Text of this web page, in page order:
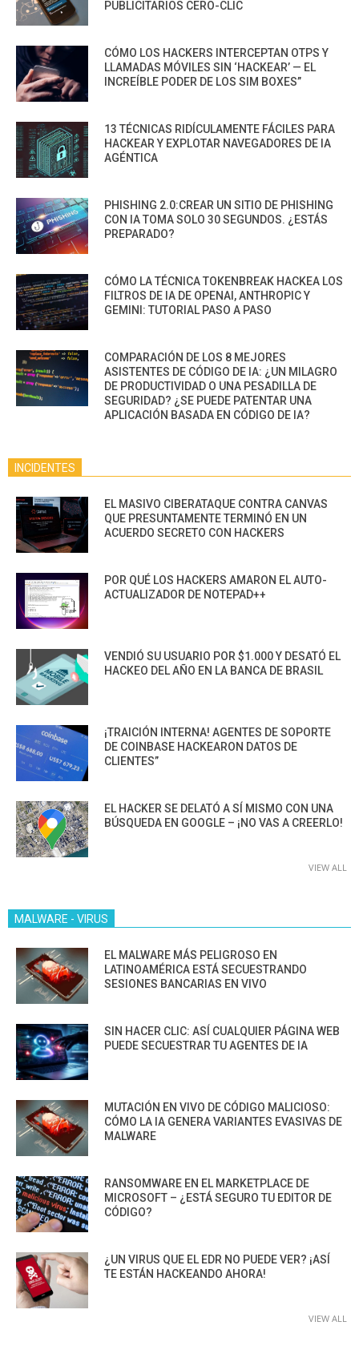
PUBLICITARIOS CERO-CLIC
CÓMO LOS HACKERS INTERCEPTAN OTPS Y
LLAMADAS MÓVILES SIN ‘HACKEAR’ — EL
INCREÍBLE PODER DE LOS SIM BOXES”
13 TÉCNICAS RIDÍCULAMENTE FÁCILES PARA
HACKEAR Y EXPLOTAR NAVEGADORES DE IA
AGÉNTICA
PHISHING 2.0:CREAR UN SITIO DE PHISHING
CON IA TOMA SOLO 30 SEGUNDOS. ¿ESTÁS
PREPARADO?
CÓMO LA TÉCNICA TOKENBREAK HACKEA LOS
FILTROS DE IA DE OPENAI, ANTHROPIC Y
GEMINI: TUTORIAL PASO A PASO
COMPARACIÓN DE LOS 8 MEJORES
ASISTENTES DE CÓDIGO DE IA: ¿UN MILAGRO
DE PRODUCTIVIDAD O UNA PESADILLA DE
SEGURIDAD? ¿SE PUEDE PATENTAR UNA
APLICACIÓN BASADA EN CÓDIGO DE IA?
INCIDENTES
EL MASIVO CIBERATAQUE CONTRA CANVAS
QUE PRESUNTAMENTE TERMINÓ EN UN
ACUERDO SECRETO CON HACKERS
POR QUÉ LOS HACKERS AMARON EL AUTO-
ACTUALIZADOR DE NOTEPAD++
VENDIÓ SU USUARIO POR $1.000 Y DESATÓ EL
HACKEO DEL AÑO EN LA BANCA DE BRASIL
¡TRAICIÓN INTERNA! AGENTES DE SOPORTE
DE COINBASE HACKEARON DATOS DE
CLIENTES”
EL HACKER SE DELATÓ A SÍ MISMO CON UNA
BÚSQUEDA EN GOOGLE – ¡NO VAS A CREERLO!
VIEW ALL
MALWARE - VIRUS
EL MALWARE MÁS PELIGROSO EN
LATINOAMÉRICA ESTÁ SECUESTRANDO
SESIONES BANCARIAS EN VIVO
SIN HACER CLIC: ASÍ CUALQUIER PÁGINA WEB
PUEDE SECUESTRAR TU AGENTES DE IA
MUTACIÓN EN VIVO DE CÓDIGO MALICIOSO:
CÓMO LA IA GENERA VARIANTES EVASIVAS DE
MALWARE
RANSOMWARE EN EL MARKETPLACE DE
MICROSOFT – ¿ESTÁ SEGURO TU EDITOR DE
CÓDIGO?
¿UN VIRUS QUE EL EDR NO PUEDE VER? ¡ASÍ
TE ESTÁN HACKEANDO AHORA!
VIEW ALL